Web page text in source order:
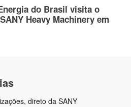
do Brasil visita o
Heavy Machinery em
direto da SANY